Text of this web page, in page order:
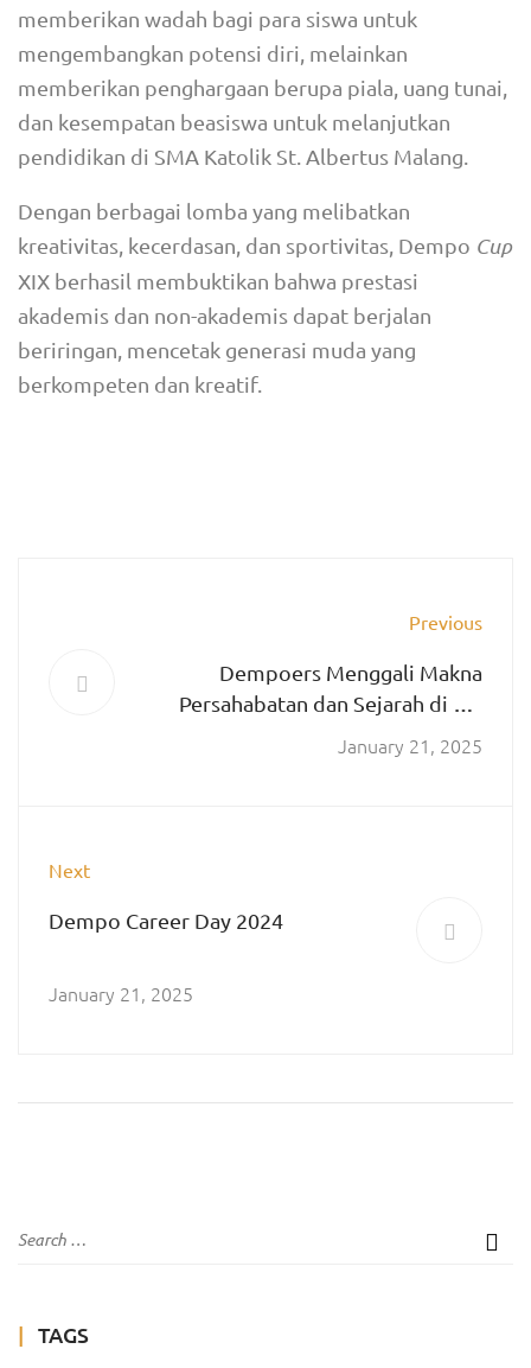
memberikan wadah bagi para siswa untuk
mengembangkan potensi diri, melainkan
memberikan penghargaan berupa piala, uang tunai,
dan kesempatan beasiswa untuk melanjutkan
pendidikan di SMA Katolik St. Albertus Malang.
Dengan berbagai lomba yang melibatkan
kreativitas, kecerdasan, dan sportivitas, Dempo Cup
XIX berhasil membuktikan bahwa prestasi
akademis dan non-akademis dapat berjalan
beriringan, mencetak generasi muda yang
berkompeten dan kreatif.
Previous
Dempoers Menggali Makna
Persahabatan dan Sejarah di XII.
Salzungen, Jerman
January 21, 2025
Next
Dempo Career Day 2024
January 21, 2025
TAGS